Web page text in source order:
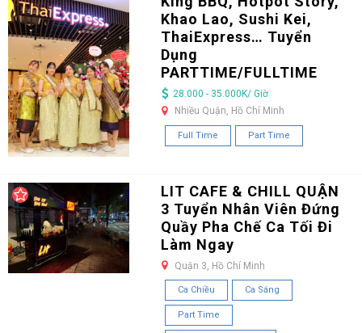
Khao Lao, Sushi Kei,
ThaiExpress… Tuyển
Dụng
PARTTIME/FULLTIME
28.000 - 35.000K/ Giờ
Nhiều Quận, Hồ Chí Minh
Full Time Part Time
LIT CAFE & CHILL QUẬN
3 Tuyển Nhân Viên Đứng
Quầy Pha Chế Ca Tối Đi
Làm Ngay
Quận 3, Hồ Chí Minh
Ca Chiều Ca Sáng
Part Time